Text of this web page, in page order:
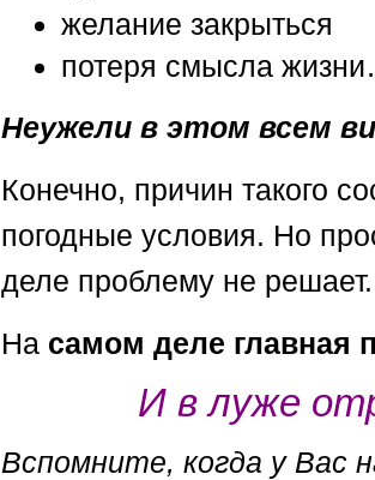
желание закрыться
потеря смысла
Неужели в этом всем
Конечно, причин такого
погодные условия. Но
деле проблему не решает.
На самом деле главная
И в луже
Вспомните, когда у Вас